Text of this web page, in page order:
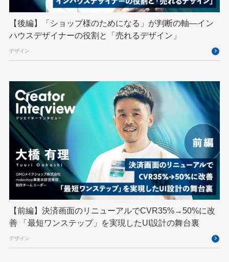
アドベントカレンダー イベントレポート
インターンシップ インハウス お名前.com
クリエイターインタビュー
サイバーセキュリティ サマーインターン スクラム
スパム対策 スペシャリスト セキュリティ
ソフトウェアサプライチェーン チームビルディング
デザイン ネットのセキュリティもGMO
ハーネスエンジニアリング バックエンド
ヒューマノイド ヒューマノイドロボット
プログラミング教育
ブロックチェーン フロントエンド ペアリング暗号
【後編】「ショップ様のためになる」が判断の軸―イン
ハウスデザイナーの役割と「売れるデザイン」
デザイン
【前編】決済画面のリニューアルでCVR35%→50%に改
善 「最短ワンステップ」を実現したUI設計の舞台裏
デザイン